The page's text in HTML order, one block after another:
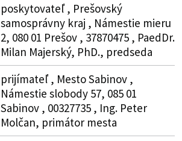
poskytovateľ , Prešovský
samosprávny kraj , Námestie mieru
2, 080 01 Prešov , 37870475 , PaedDr.
Milan Majerský, PhD., predseda
prijímateľ , Mesto Sabinov ,
Námestie slobody 57, 085 01
Sabinov , 00327735 , Ing. Peter
Molčan, primátor mesta